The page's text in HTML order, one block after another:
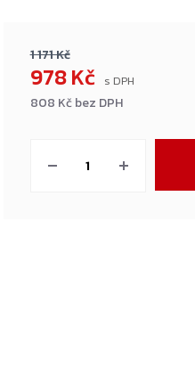
1 171 Kč
978 Kč
808 Kč bez DPH